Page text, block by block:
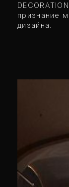
признание
дизайна.